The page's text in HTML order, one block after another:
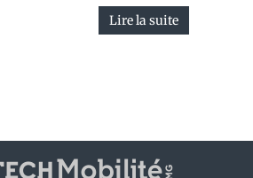
Lire la suite